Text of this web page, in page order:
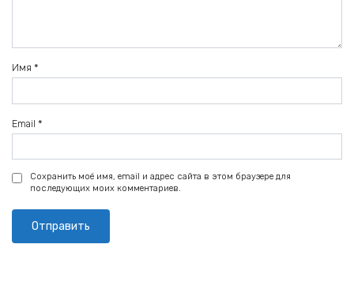
Имя *
Email *
Сохранить моё имя, email и адрес сайта в этом браузере для
последующих моих комментариев.